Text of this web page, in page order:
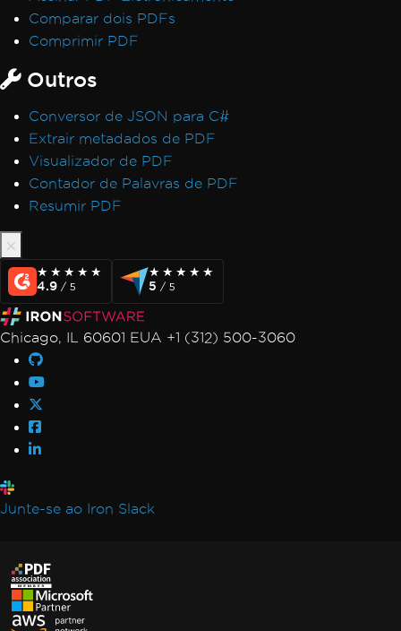
Comparar dois PDFs
Comprimir PDF
Outros
Conversor de JSON para C#
Extrair metadados de PDF
Visualizador de PDF
Contador de Palavras de PDF
Resumir PDF
★★★★★
★★★★★
4.9 / 5
★★★★★
★★★★★
5 / 5
Chicago, IL 60601 EUA +1 (312) 500-3060
Junte-se ao Iron Slack